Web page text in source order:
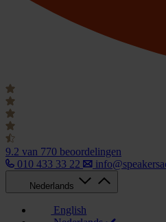
9.2 van 770 beoordelingen
010 433 33 22
Nederlands
English